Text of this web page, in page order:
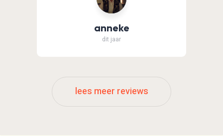
anneke
dit jaar
lees meer reviews